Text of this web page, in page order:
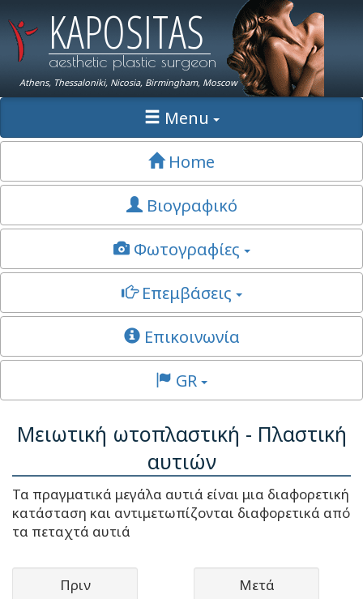
KAPOSITAS
aesthetic plastic surgeon
Athens, Thessaloniki, Nicosia, Birmingham, Moscow
Menu
Home
Βιογραφικό
Φωτογραφίες
Επεμβάσεις
Επικοινωνία
GR
Μειωτική ωτοπλαστική - Πλαστική
αυτιών
Τα πραγματικά μεγάλα αυτιά είναι μια διαφορετική
κατάσταση και αντιμετωπίζονται διαφορετικά από
τα πεταχτά αυτιά
Πριν Μετά